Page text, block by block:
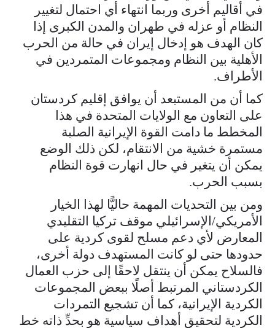
في أقاليم أخرى وربما انتهاء أي احتمال لتغيير
النظام أو عزله في طهران والمدن الكبرى إذا
كان الهدف هو إدخال إيران في حالة من الحرب
الأهلية بين النظام ومجموعات المتمردين في
الأطراف.
كما أن من المستبعد أن يوافق إقليم كردستان
على التعاون مع الولايات المتحدة في هذا
المخطط ما دامت القوة الإيرانية الصلبة
مستمرة خشية من الانتقام، لكن ذلك الوضع
يمكن أن يتغير في حال انهارت قوة النظام
بسبب الحرب.
ومن بين التحديات المهمة حاليًّا لهذا الخيار
الأمريكي/الإسرائيلي موقف تركيا التقليدي
المعارض لأي دعم مسلح لقوى كردية على
حدودها حتى لو كانت المستهدف دولة أخرى،
فالسلاح يمكن أن ينتقل لاحقًا إلى حزب العمال
الكردستاني المرتبط أصلًا ببعض المجموعات
الكردية الإيرانية، كما أن تشجيع التمردات
الكردية لتحقيق أهداف سياسية هو بحدِّ ذاته خط